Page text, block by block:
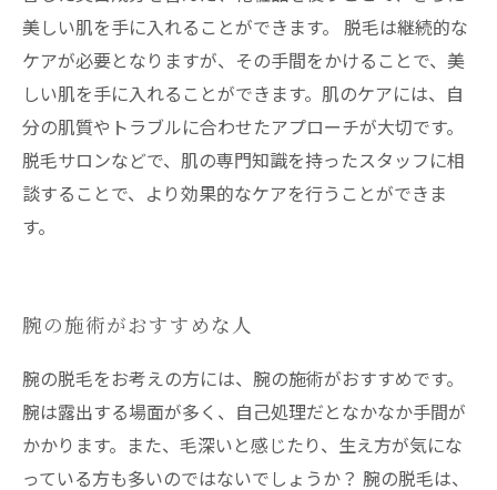
美しい肌を手に入れることができます。 脱毛は継続的な
ケアが必要となりますが、その手間をかけることで、美
しい肌を手に入れることができます。肌のケアには、自
分の肌質やトラブルに合わせたアプローチが大切です。
脱毛サロンなどで、肌の専門知識を持ったスタッフに相
談することで、より効果的なケアを行うことができま
す。
腕の施術がおすすめな人
腕の脱毛をお考えの方には、腕の施術がおすすめです。
腕は露出する場面が多く、自己処理だとなかなか手間が
かかります。また、毛深いと感じたり、生え方が気にな
っている方も多いのではないでしょうか？ 腕の脱毛は、